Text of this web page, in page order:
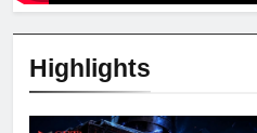
Highlights